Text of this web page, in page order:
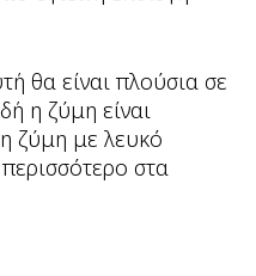
θα είναι πλούσια σε
η ζύμη είναι
ζύμη με λευκό
στα